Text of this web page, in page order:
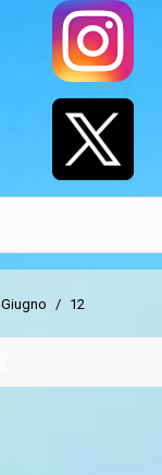
Giugno / 12